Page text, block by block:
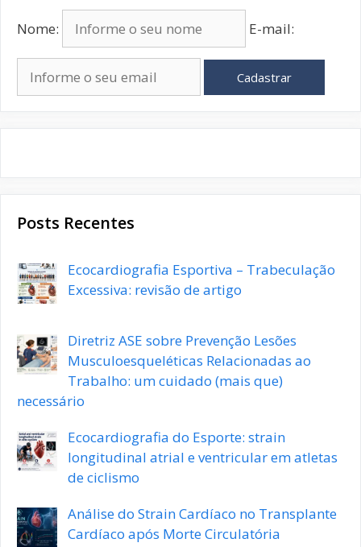
Nome: E-mail:
Cadastrar
Posts Recentes
Ecocardiografia Esportiva – Trabeculação
Excessiva: revisão de artigo
Diretriz ASE sobre Prevenção Lesões
Musculoesqueléticas Relacionadas ao
Trabalho: um cuidado (mais que)
necessário
Ecocardiografia do Esporte: strain
longitudinal atrial e ventricular em atletas
de ciclismo
Análise do Strain Cardíaco no Transplante
Cardíaco após Morte Circulatória